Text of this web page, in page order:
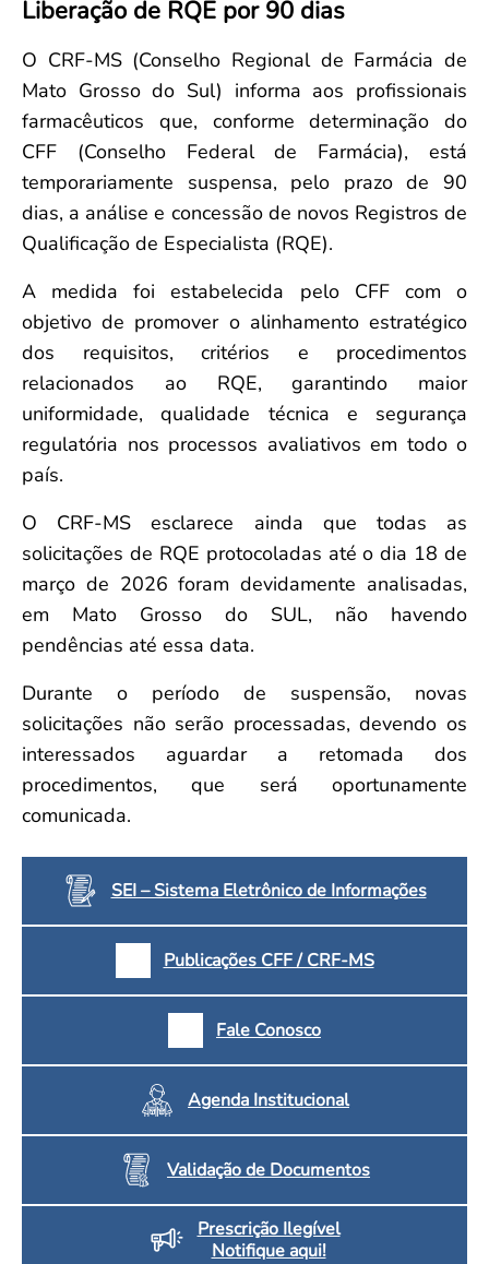
Convenção Coletiva 2025/2026 – Piso salarial Farmácias e Drogaria
Saúde Pública e Indígena
Calendário Eleitoral
Candidatos
Votação
Dúvidas Frequentes
Eleições Anteriores
Liberação de RQE por 90 dias
O CRF-MS (Conselho Regional de Farmácia de
Mato Grosso do Sul) informa aos profissionais
farmacêuticos que, conforme determinação do
CFF (Conselho Federal de Farmácia), está
temporariamente suspensa, pelo prazo de 90
dias, a análise e concessão de novos Registros de
Qualificação de Especialista (RQE).
A medida foi estabelecida pelo CFF com o
objetivo de promover o alinhamento estratégico
dos requisitos, critérios e procedimentos
relacionados ao RQE, garantindo maior
uniformidade, qualidade técnica e segurança
regulatória nos processos avaliativos em todo o
país.
O CRF-MS esclarece ainda que todas as
solicitações de RQE protocoladas até o dia 18 de
março de 2026 foram devidamente analisadas,
em Mato Grosso do SUL, não havendo
pendências até essa data.
Durante o período de suspensão, novas
solicitações não serão processadas, devendo os
interessados aguardar a retomada dos
procedimentos, que será oportunamente
comunicada.
SEI – Sistema Eletrônico de Informações
Publicações CFF / CRF-MS
Fale Conosco
Agenda Institucional
Validação de Documentos
Prescrição Ilegível
Notifique aqui!